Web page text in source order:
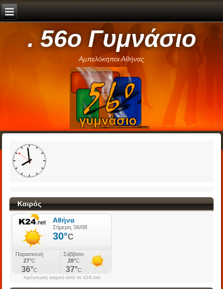
. 56ο Γυμνάσιο
Αμπελόκηποι Αθήνας
Καιρός
πρόγνωση καιρού από το k24.net